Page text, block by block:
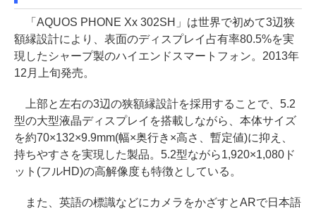
「AQUOS PHONE Xx 302SH」は世界で初めて3辺狭
額縁設計により、表面のディスプレイ占有率80.5%を実
現したシャープ製のハイエンドスマートフォン。2013年
12月上旬発売。
上部と左右の3辺の狭額縁設計を採用することで、5.2
型の大型液晶ディスプレイを搭載しながら、本体サイズ
を約70×132×9.9mm(幅×奥行き×高さ、暫定値)に抑え、
持ちやすさを実現した製品。5.2型ながら1,920×1,080ド
ット(フルHD)の高解像度も特徴としている。
また、英語の標識などにカメラをかざすとARで日本語